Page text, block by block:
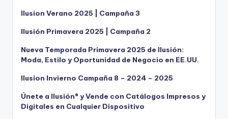
Ilusion Verano 2025 | Campaña 3
Ilusión Primavera 2025 | Campaña 2
Nueva Temporada Primavera 2025 de Ilusión:
Moda, Estilo y Oportunidad de Negocio en EE.UU.
Ilusion Invierno Campaña 8 – 2024 – 2025
Únete a Ilusión® y Vende con Catálogos Impresos y
Digitales en Cualquier Dispositivo